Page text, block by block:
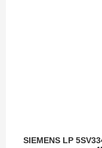
SIEMENS LP